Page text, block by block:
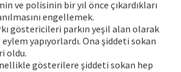
ve polisinin bir yıl önce çıkardıkları
engellemek.
göstericileri parkın yeşil alan olarak
eylem yapıyorlardı. Ona şiddeti sokan
oldu.
gösterilere şiddeti sokan hep